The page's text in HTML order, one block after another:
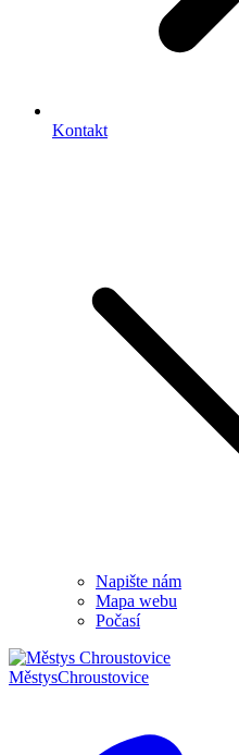
Kontakt
Napište nám
Mapa webu
Počasí
MěstysChroustovice